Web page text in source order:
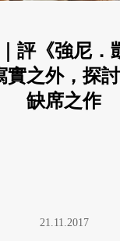
評《強尼．
之外，探討
缺席之作
21.11.2017